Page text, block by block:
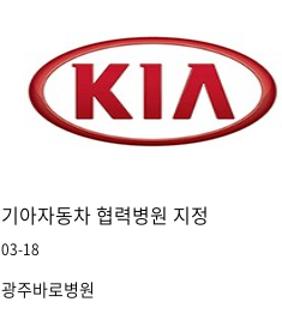
기아자동차 협력병원 지정
03-18
광주바로병원